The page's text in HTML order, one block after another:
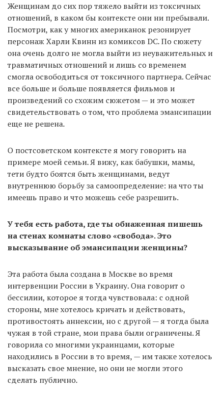
Женщинам до сих пор тяжело выйти из токсичных
отношений, в каком бы контексте они ни пребывали.
Посмотри, как у многих американок резонирует
персонаж Харли Квинн из комиксов DC. По сюжету
она очень долго не могла выйти из неуважительных и
травматичных отношений и лишь со временем
смогла освободиться от токсичного партнера. Сейчас
все больше и больше появляется фильмов и
произведений со схожим сюжетом — и это может
свидетельствовать о том, что проблема эмансипации
еще не решена.
О постсоветском контексте я могу говорить на
примере моей семьи. Я вижу, как бабушки, мамы,
тети будто боятся быть женщинами, ведут
внутреннюю борьбу за самоопределение: на что ты
имеешь право и что можешь себе разрешить.
У тебя есть работа, где ты обнаженная пишешь
на стенах комнаты слово «свобода». Это
высказывание об эмансипации женщины?
Эта работа была создана в Москве во время
интервенции России в Украину. Она говорит о
бессилии, которое я тогда чувствовала: с одной
стороны, мне хотелось кричать и действовать,
противостоять аннексии, но с другой — я тогда была
чужая в той стране, мои права были ограничены. Я
говорила со многими украинцами, которые
находились в России в то время, — им также хотелось
высказать свое мнение, но они не могли этого
сделать публично.